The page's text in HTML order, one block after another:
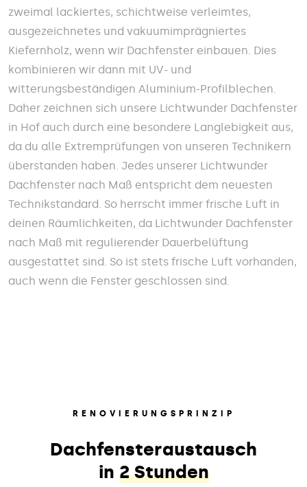
zweimal lackiertes, schichtweise verleimtes,
ausgezeichnetes und vakuumimprägniertes
Kiefernholz, wenn wir Dachfenster einbauen. Dies
kombinieren wir dann mit UV- und
witterungsbeständigen Aluminium-Profilblechen.
Daher zeichnen sich unsere Lichtwunder Dachfenster
in Hof auch durch eine besondere Langlebigkeit aus,
da du alle Extremprüfungen von unseren Technikern
überstanden haben. Jedes unserer Lichtwunder
Dachfenster nach Maß entspricht dem neuesten
Technikstandard. So herrscht immer frische Luft in
deinen Räumlichkeiten, da Lichtwunder Dachfenster
nach Maß mit regulierender Dauerbelüftung
ausgestattet sind. So ist stets frische Luft vorhanden,
auch wenn die Fenster geschlossen sind.
RENOVIERUNGSPRINZIP
Dachfensteraustausch
in 2 Stunden